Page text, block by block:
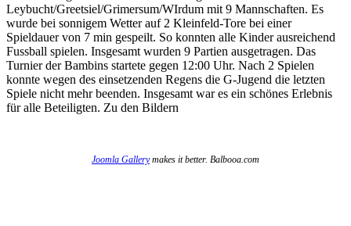
Leybucht/Greetsiel/Grimersum/WIrdum mit 9 Mannschaften. Es
wurde bei sonnigem Wetter auf 2 Kleinfeld-Tore bei einer
Spieldauer von 7 min gespeilt. So konnten alle Kinder ausreichend
Fussball spielen. Insgesamt wurden 9 Partien ausgetragen. Das
Turnier der Bambins startete gegen 12:00 Uhr. Nach 2 Spielen
konnte wegen des einsetzenden Regens die G-Jugend die letzten
Spiele nicht mehr beenden. Insgesamt war es ein schönes Erlebnis
für alle Beteiligten. Zu den Bildern
Joomla Gallerymakes it better. Balbooa.com